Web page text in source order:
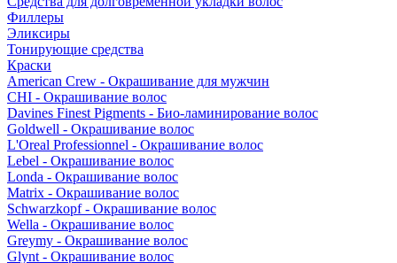
Филлеры
Эликсиры
Тонирующие средства
Краски
American Crew - Окрашивание для мужчин
CHI - Окрашивание волос
Davines Finest Pigments - Био-ламинирование волос
Goldwell - Окрашивание волос
L'Oreal Professionnel - Окрашивание волос
Lebel - Окрашивание волос
Londa - Окрашивание волос
Matrix - Окрашивание волос
Schwarzkopf - Окрашивание волос
Wella - Окрашивание волос
Greymy - Окрашивание волос
Glynt - Окрашивание волос